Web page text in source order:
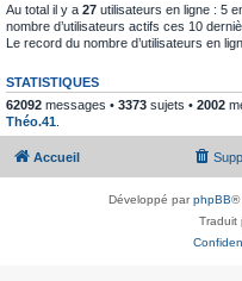
Au total il y a 27 utilisateurs en ligne : 5
nombre d’utilisateurs actifs ces 10
Le record du nombre d’utilisateurs en
STATISTIQUES
62092 messages • 3373 sujets • 2002
Théo.41
Accueil
Développé parphpBB®
Traduit